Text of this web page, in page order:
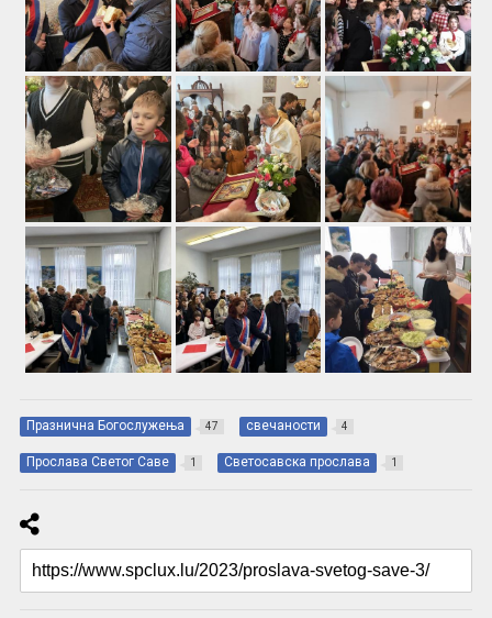
Празнична Богослужења 47 свечаности 4
Прослава Светог Саве 1 Светосавска прослава 1